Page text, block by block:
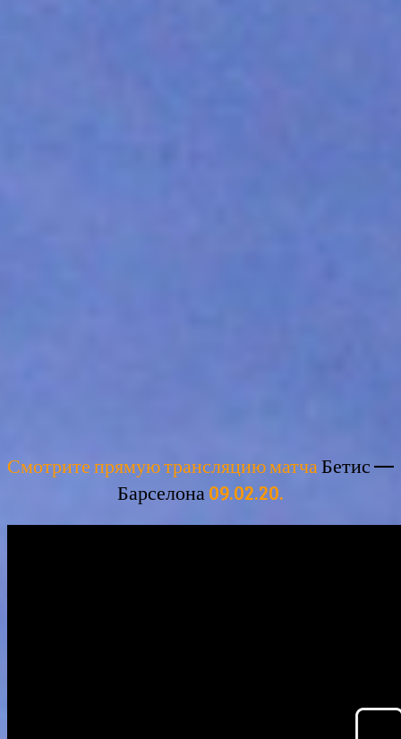
Смотрите прямую трансляцию матчаБетис —
Барселона09.02.20.